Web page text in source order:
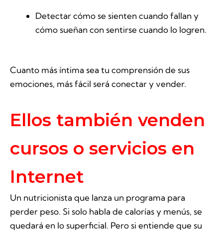
Detectar cómo se sienten cuando fallan y
cómo sueñan con sentirse cuando lo logren.
Cuanto más íntima sea tu comprensión de sus
emociones, más fácil será conectar y vender.
Ellos también venden
cursos o servicios en
Internet
Un nutricionista que lanza un programa para
perder peso. Si solo habla de calorías y menús, se
quedará en lo superficial. Pero si entiende que su